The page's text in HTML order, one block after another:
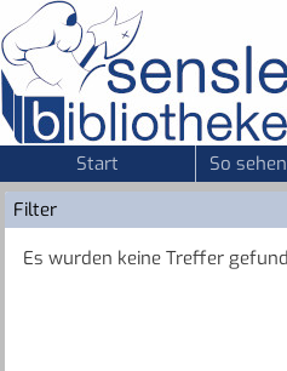
Start So
Filter
Es wurden keine Treffer